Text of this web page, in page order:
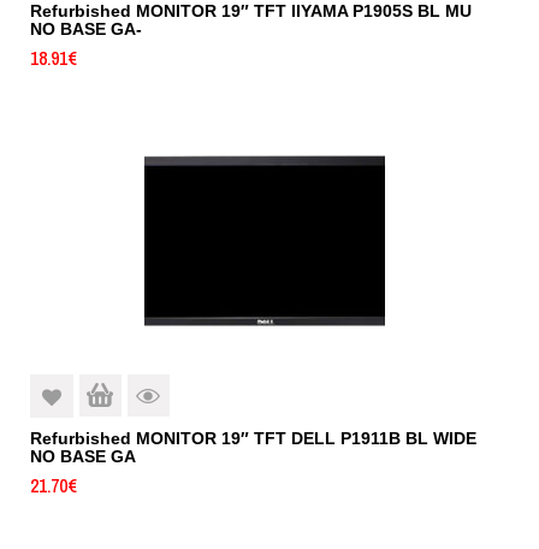
Refurbished MONITOR 19″ TFT IIYAMA P1905S BL MU
NO BASE GA-
18.91€
Refurbished MONITOR 19″ TFT DELL P1911B BL WIDE
NO BASE GA
21.70€